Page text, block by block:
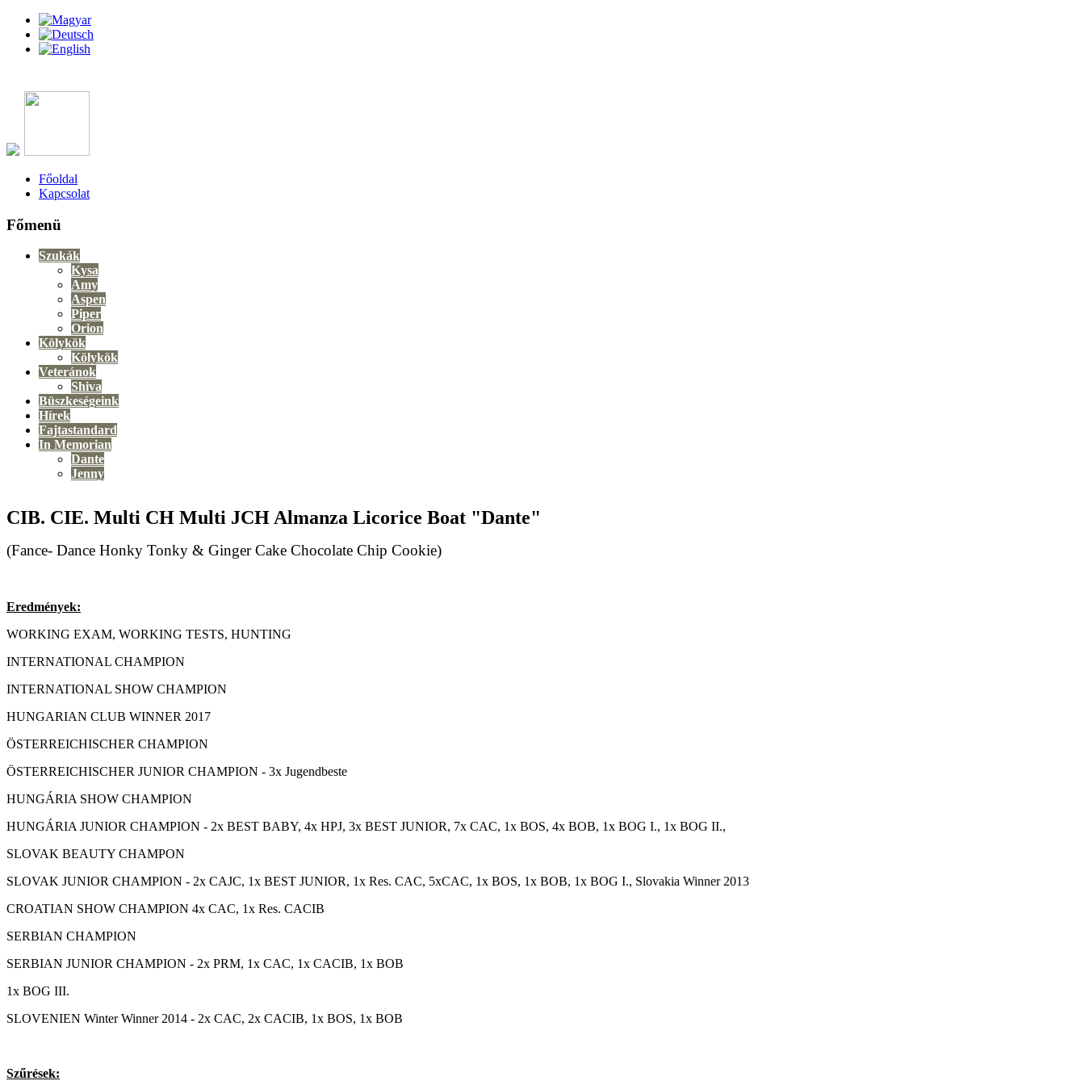
Főoldal
Kapcsolat
Főmenü
Szukák
Kysa
Amy
Aspen
Piper
Orion
Kölykök
Kölykök
Veteránok
Shiva
Büszkeségeink
Hírek
Fajtastandard
In Memorian
Dante
Jenny
CIB. CIE. Multi CH Multi JCH Almanza Licorice Boat "Dante"
(Fance- Dance Honky Tonky & Ginger Cake Chocolate Chip Cookie)
Eredmények:
WORKING EXAM, WORKING TESTS, HUNTING
INTERNATIONAL CHAMPION
INTERNATIONAL SHOW CHAMPION
HUNGARIAN CLUB WINNER 2017
ÖSTERREICHISCHER CHAMPION
ÖSTERREICHISCHER JUNIOR CHAMPION - 3x Jugendbeste
HUNGÁRIA SHOW CHAMPION
HUNGÁRIA JUNIOR CHAMPION - 2x BEST BABY, 4x HPJ, 3x BEST JUNIOR, 7x CAC, 1x BOS, 4x BOB, 1x BOG I., 1x BOG II.,
SLOVAK BEAUTY CHAMPON
SLOVAK JUNIOR CHAMPION - 2x CAJC, 1x BEST JUNIOR, 1x Res. CAC, 5xCAC, 1x BOS, 1x BOB, 1x BOG I., Slovakia Winner 2013
CROATIAN SHOW CHAMPION 4x CAC, 1x Res. CACIB
SERBIAN CHAMPION
SERBIAN JUNIOR CHAMPION - 2x PRM, 1x CAC, 1x CACIB, 1x BOB
1x BOG III.
SLOVENIEN Winter Winner 2014 - 2x CAC, 2x CACIB, 1x BOS, 1x BOB
Szűrések: